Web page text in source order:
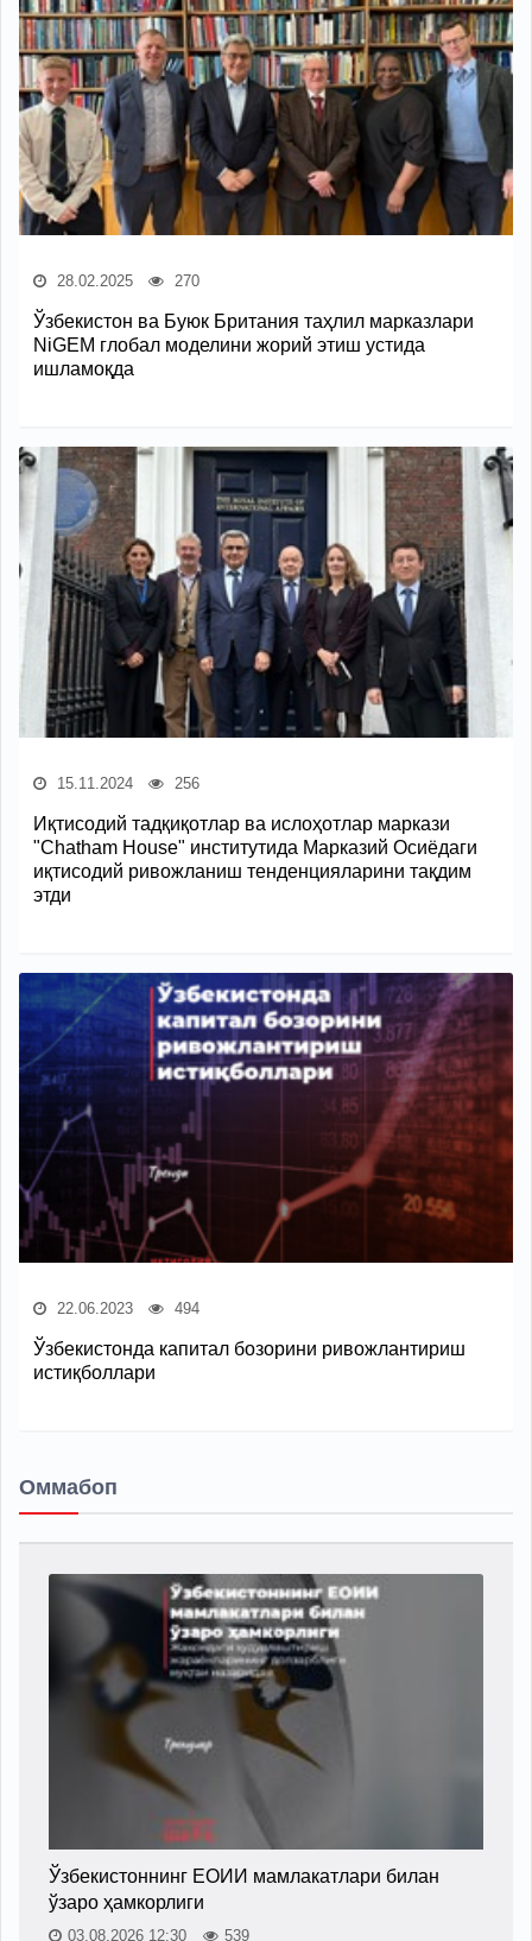
28.02.2025 270
Ўзбекистон ва Буюк Британия таҳлил марказлари
NiGEM глобал моделини жорий этиш устида
ишламоқда
15.11.2024 256
Иқтисодий тадқиқотлар ва ислоҳотлар маркази
"Chatham House" институтида Марказий Осиёдаги
иқтисодий ривожланиш тенденцияларини тақдим
этди
22.06.2023 494
Ўзбекистонда капитал бозорини ривожлантириш
истиқболлари
Оммабоп
Ўзбекистоннинг ЕОИИ мамлакатлари билан
ўзаро ҳамкорлиги
03.08.2026 12:30 539